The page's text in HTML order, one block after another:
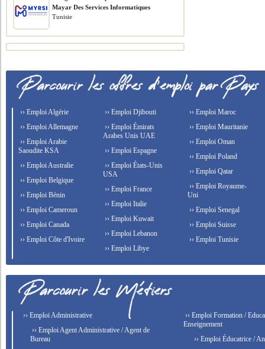
Mayar Des Services Informatiques
Tunisie
›› Emploi Algérie
›› Emploi Allemagne
›› Emploi Arabie
Saoudite KSA
›› Emploi Australie
›› Emploi Belgique
›› Emploi Bénin
›› Emploi Cameroun
›› Emploi Canada
›› Emploi Côte d'Ivoire
›› Emploi Djibouti
›› Emploi Émirats
Arabes Unis UAE
›› Emploi Espagne
›› Emploi États-Unis
USA
›› Emploi France
›› Emploi Italie
›› Emploi Kuwait
›› Emploi Lebanon
›› Emploi Libye
›› Emploi Maroc
›› Emploi Mauritanie
›› Emploi Oman
›› Emploi Poland
›› Emploi Qatar
›› Emploi Royaume-
Uni
›› Emploi Senegal
›› Emploi Suisse
›› Emploi Tunisie
›› Emploi Administrative
›› Emploi Agent Administrative / Agent de
Bureau
›› Emploi Formation /
Enseignement
›› Emploi Éducatrice /